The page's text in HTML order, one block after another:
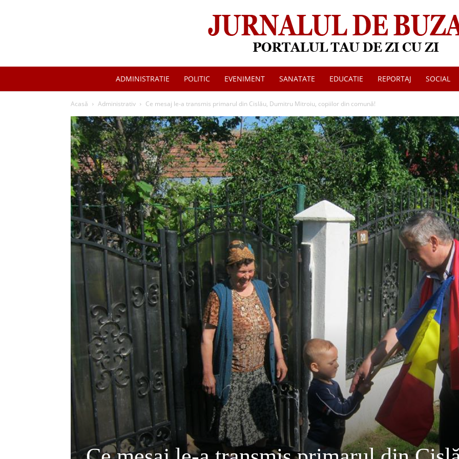
Jurnalul
de
Buzau
ADMINISTRATIE POLITIC EVENIMENT SANATATE EDUCATIE REPORTAJ SOCIAL
Acasă Administrativ Ce mesaj le-a transmis primarul din Cislău, Dumitru Mitroiu, copiilor din comună!